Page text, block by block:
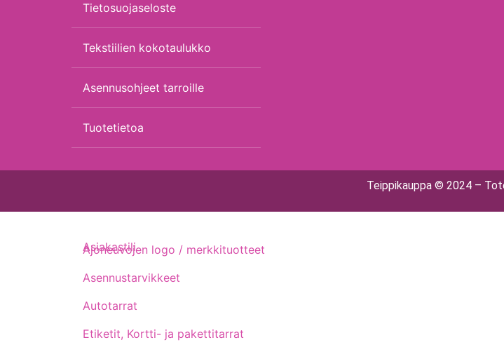
Tietosuojaseloste
Tekstiilien kokotaulukko
Asennusohjeet tarroille
Tuotetietoa
Teippikauppa © 2024 –
Ajoneuvojen logo / merkkituotteet
Asennustarvikkeet
Autotarrat
Etiketit, Kortti- ja pakettitarrat
Asiakastili